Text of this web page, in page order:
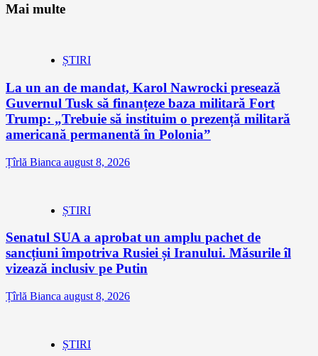
Mai multe
ȘTIRI
La un an de mandat, Karol Nawrocki presează
Guvernul Tusk să finanțeze baza militară Fort
Trump: „Trebuie să instituim o prezență militară
americană permanentă în Polonia”
Țîrlă Bianca august 8, 2026
ȘTIRI
Senatul SUA a aprobat un amplu pachet de
sancțiuni împotriva Rusiei și Iranului. Măsurile îl
vizează inclusiv pe Putin
Țîrlă Bianca august 8, 2026
ȘTIRI